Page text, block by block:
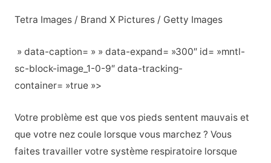
Tetra Images / Brand X Pictures / Getty Images
» data-caption= » » data-expand= »300″ id= »mntl-
sc-block-image_1-0-9″ data-tracking-
container= »true »>
Votre problème est que vos pieds sentent mauvais et
que votre nez coule lorsque vous marchez ? Vous
faites travailler votre système respiratoire lorsque